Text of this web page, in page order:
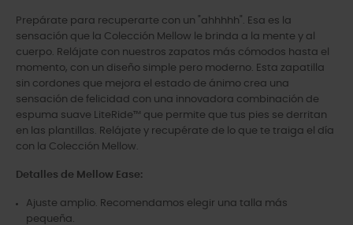
Prepárate para recuperarte con un "ahhhhh". Esa es la
sensación que la Colección Mellow le brinda a la mente y al
cuerpo. Relájate con nuestros zapatos más cómodos hasta el
momento, con un diseño simple pero moderno. Esta zapatilla
sin cordones que mejora el estado de ánimo crea una
sensación de felicidad con una innovadora combinación de
espuma suave LiteRide™ que permite que tus pies se derritan
en las plantillas. Relájate y recupérate de lo que te traiga el día
con la Colección Mellow.
Detalles de Mellow Ease:
Ajuste amplio. Recomendamos elegir una talla más
pequeña.